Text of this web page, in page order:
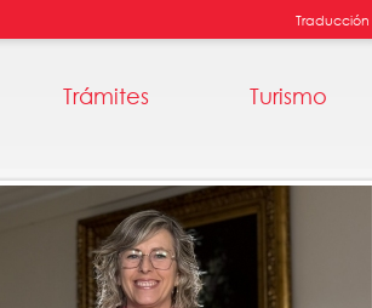
Traducción
Trámites Turismo